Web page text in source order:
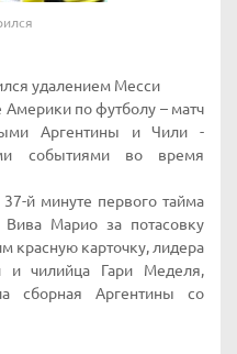
удалением Месси
по футболу – матч
Аргентины и Чили -
событиями во время
й минуте первого тайма
Вива Марио за потасовку
красную карточку, лидера
и чилийца Гари Меделя,
сборная Аргентины со